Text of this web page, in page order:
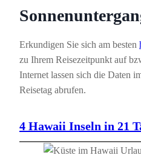
Erkundigen Sie sich am besten
zu Ihrem Reisezeitpunkt auf
Internet lassen sich die Daten
Reisetag abrufen.
4 Hawaii Inseln in 21